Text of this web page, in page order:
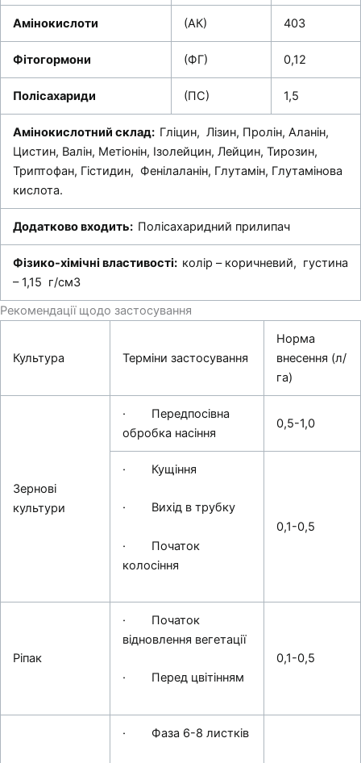
Амінокислоти (АК) 403
Фітогормони (ФГ) 0,12
Полісахариди (ПС) 1,5
Амінокислотний склад: Гліцин, Лізин, Пролін, Аланін,
Цистин, Валін, Метіонін, Ізолейцин, Лейцин, Тирозин,
Триптофан, Гістидин, Фенілаланін, Глутамін, Глутамінова
кислота.
Додатково входить: Полісахаридний прилипач
Фізико-хімічні властивості: колір – коричневий, густина
– 1,15 г/см3
Рекомендації щодо застосування
Культура Терміни застосування
Норма
внесення (л/
га)
Зернові
культури
· Передпосівна
обробка насіння
0,5-1,0
· Кущіння
· Вихід в трубку
· Початок
колосіння
0,1-0,5
Ріпак
· Початок
відновлення вегетації
· Перед цвітінням
0,1-0,5
· Фаза 6-8 листків